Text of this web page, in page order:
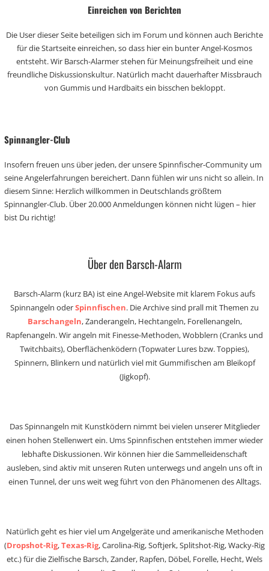
Einreichen von Berichten
Die User dieser Seite beteiligen sich im Forum und können auch Berichte
für die Startseite einreichen, so dass hier ein bunter Angel-Kosmos
entsteht. Wir Barsch-Alarmer stehen für Meinungsfreiheit und eine
freundliche Diskussionskultur. Natürlich macht dauerhafter Missbrauch
von Gummis und Hardbaits ein bisschen bekloppt.
Spinnangler-Club
Insofern freuen uns über jeden, der unsere Spinnfischer-Community um
seine Angelerfahrungen bereichert. Dann fühlen wir uns nicht so allein. In
diesem Sinne: Herzlich willkommen in Deutschlands größtem
Spinnangler-Club. Über 20.000 Anmeldungen können nicht lügen – hier
bist Du richtig!
Über den Barsch-Alarm
Barsch-Alarm (kurz BA) ist eine Angel-Website mit klarem Fokus aufs
Spinnangeln oderSpinnfischen. Die Archive sind prall mit Themen zu
Barschangeln, Zanderangeln, Hechtangeln, Forellenangeln,
Rapfenangeln. Wir angeln mit Finesse-Methoden, Wobblern (Cranks und
Twitchbaits), Oberflächenködern (Topwater Lures bzw. Toppies),
Spinnern, Blinkern und natürlich viel mit Gummifischen am Bleikopf
(Jigkopf).
Das Spinnangeln mit Kunstködern nimmt bei vielen unserer Mitglieder
einen hohen Stellenwert ein. Ums Spinnfischen entstehen immer wieder
lebhafte Diskussionen. Wir können hier die Sammelleidenschaft
ausleben, sind aktiv mit unseren Ruten unterwegs und angeln uns oft in
einen Tunnel, der uns weit weg führt von den Phänomenen des Alltags.
Natürlich geht es hier viel um Angelgeräte und amerikanische Methoden
(Dropshot-Rig,Texas-Rig, Carolina-Rig, Softjerk, Splitshot-Rig, Wacky-Rig
etc.) für die Zielfische Barsch, Zander, Rapfen, Döbel, Forelle, Hecht, Wels